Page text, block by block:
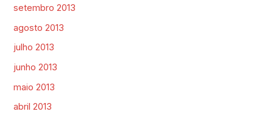
setembro 2013
agosto 2013
julho 2013
junho 2013
maio 2013
abril 2013